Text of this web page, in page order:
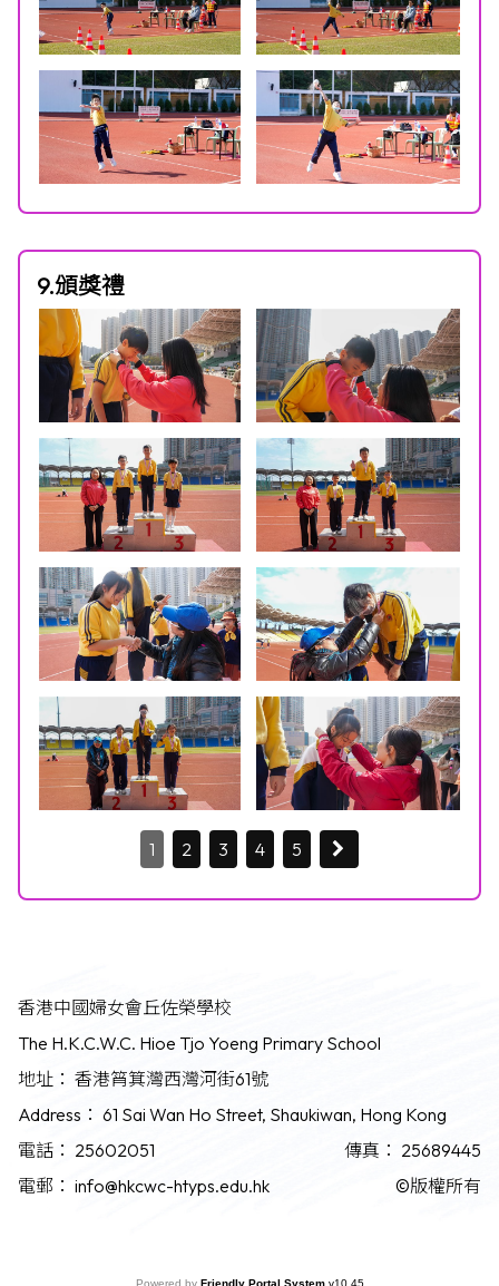
9.頒獎禮
1 2 3 4 5
香港中國婦女會丘佐榮學校
The H.K.C.W.C. Hioe Tjo Yoeng Primary School
地址： 香港筲箕灣西灣河街61號
Address： 61 Sai Wan Ho Street, Shaukiwan, Hong Kong
電話： 25602051 傳真： 25689445
電郵： info@hkcwc-htyps.edu.hk ©版權所有
Powered by Friendly Portal System v10.45